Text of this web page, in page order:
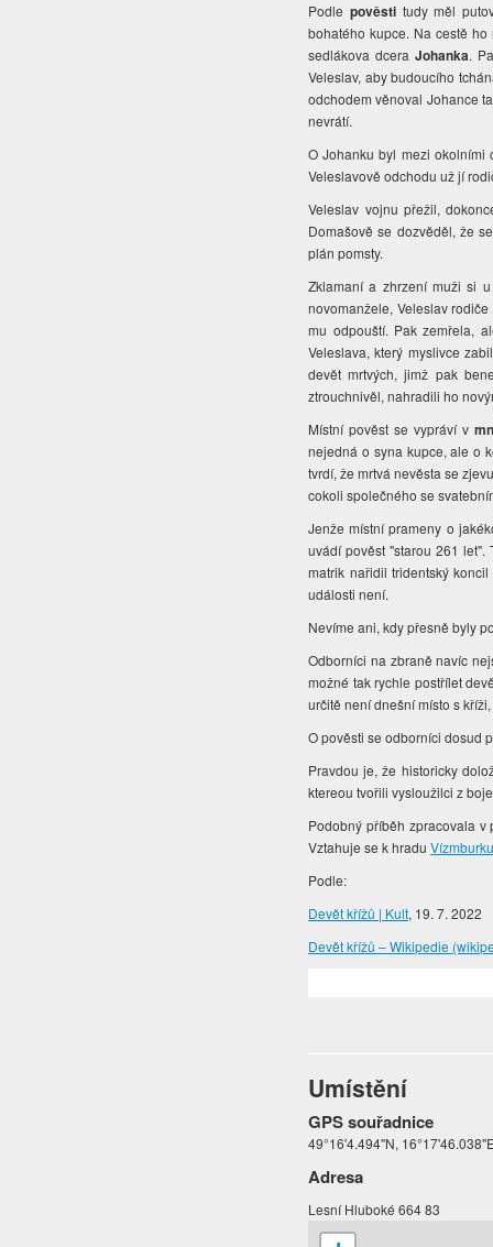
Podle pověstitudy měl
bohatého kupce. Na cestě
sedlákova dceraJohanka.
Veleslav, aby budoucího
odchodem věnoval Johance
nevrátí.
O Johanku byl mezi okolními
Veleslavově odchodu už jí
Veleslav vojnu přežil,
Domašově se dozvěděl, že
plán pomsty.
Zklamaní a zhrzení muži si
novomanžele, Veleslav
mu odpouští. Pak zemřela,
Veleslava, který myslivce
devět mrtvých, jimž pak
ztrouchnivěl, nahradili ho
Místní pověst se vypráví v
nejedná o syna kupce, ale o
tvrdí, že mrtvá nevěsta se
cokoli společného se
Jenže místní prameny o
uvádí pověst "starou 261
matrik nařidil tridentský
události není.
Nevíme ani, kdy přesně byly
Odborníci na zbraně navíc
možné tak rychle postřílet
určitě není dnešní místo s
O pověsti se odborníci dosud
Pravdou je, že historicky
ktereou tvořili vysloužilci z
Podobný příběh zpracovala
Vztahuje se k hradu
Podle:
Devět křížů | Kult, 19. 7. 2022
Devět křížů – Wikipedie
Umístění
GPS souřadnice
49°16'4.494"N,
Adresa
Lesní Hluboké 664 83